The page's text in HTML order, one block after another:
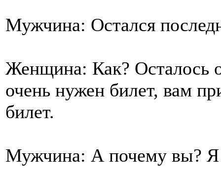
Мужчина: Остался
Женщина: Как? Осталось
очень нужен билет, вам
билет.
Мужчина: А почему вы?